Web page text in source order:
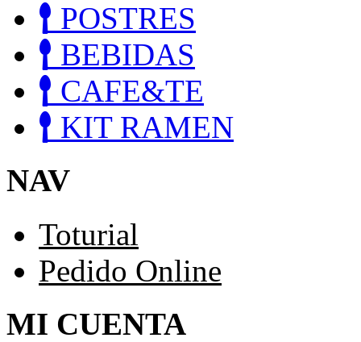
POSTRES
BEBIDAS
CAFE&TE
KIT RAMEN
NAV
Toturial
Pedido Online
MI CUENTA